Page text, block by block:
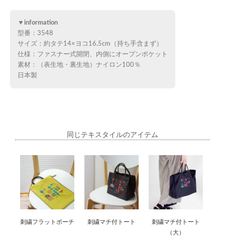
▼information
型番：3548
サイズ：約タテ14×ヨコ16.5cm（持ち手含まず）
仕様：ファスナー式開閉、内側にオープンポケット
素材：（表生地・裏生地）ナイロン100％
日本製
同じテキスタイルのアイテム
刺繍フラットポーチ 刺繍マチ付トート
刺繍マチ付トート
（大）